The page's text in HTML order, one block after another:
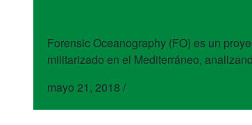
Forensic Oceanography (FO) es un
militarizado en el Mediterráneo,
mayo 21, 2018 /